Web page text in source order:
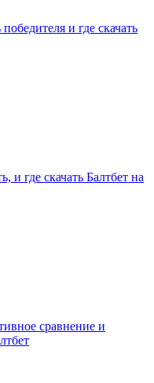
и где скачать
и где скачать Балтбет на
сравнение и